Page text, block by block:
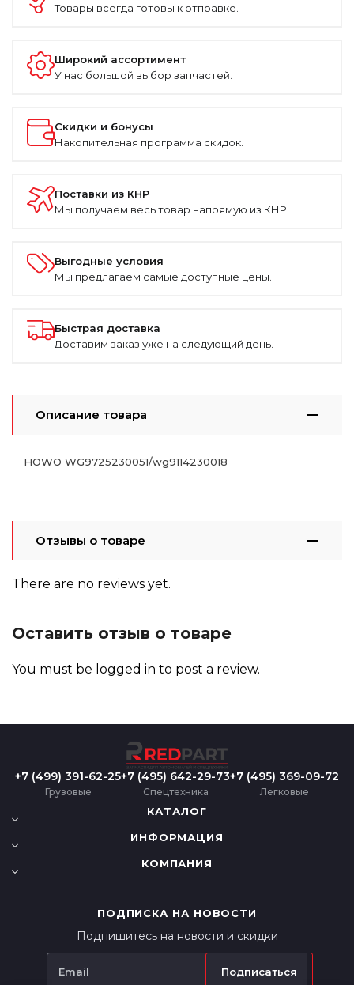
Товары всегда готовы к отправке.
Широкий ассортимент
У нас большой выбор запчастей.
Скидки и бонусы
Накопительная программа скидок.
Поставки из КНР
Мы получаем весь товар напрямую из КНР.
Выгодные условия
Мы предлагаем самые доступные цены.
Быстрая доставка
Доставим заказ уже на следующий день.
Описание товара
HOWO WG9725230051/wg9114230018
Отзывы о товаре
There are no reviews yet.
Оставить отзыв о товаре
You must be logged in to post a review.
+7 (499) 391-62-25
Грузовые
+7 (495) 642-29-73
Спецтехника
+7 (495) 369-09-72
Легковые
КАТАЛОГ
ИНФОРМАЦИЯ
КОМПАНИЯ
ПОДПИСКА НА НОВОСТИ
Подпишитесь на новости и скидки
Подписаться